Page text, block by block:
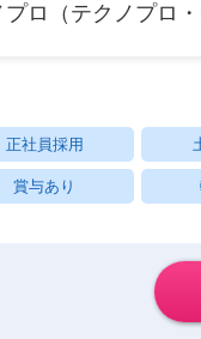
ロ（テクノプロ・
正社員採用
賞与あり